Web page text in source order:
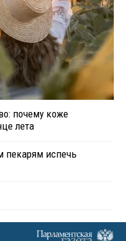
почему коже
лета
пекарям испечь